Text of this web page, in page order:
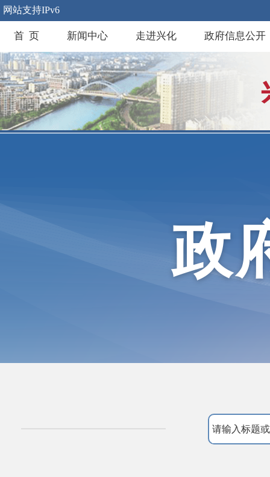
网站支持IPv6
首 页 新闻中心 走进兴化 政府信息公开
政